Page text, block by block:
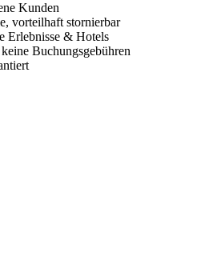
Kunden
vorteilhaft stornierbar
Erlebnisse & Hotels
Buchungsgebühren